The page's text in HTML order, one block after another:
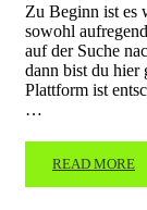
Zu Beginn ist es
sowohl
auf der Suche
dann bist du hier
Plattform ist
…
READ MORE